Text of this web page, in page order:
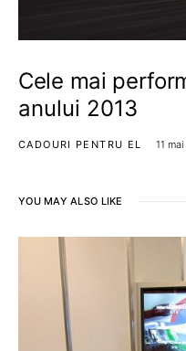
Cele mai
anului 2013
CADOURI PENTRU EL 11
YOU MAY ALSO LIKE